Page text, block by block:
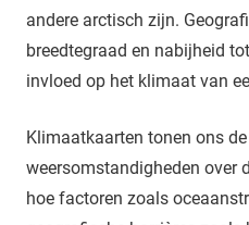
andere arctisch zijn.
breedtegraad en nabijheid
invloed op het klimaat van
Klimaatkaarten tonen ons
weersomstandigheden over
hoe factoren zoals